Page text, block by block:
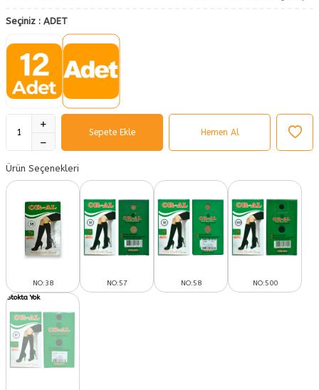
Seçiniz : ADET
Sepete Ekle Hemen Al
Ürün Seçenekleri
NO:38 NO:57 NO:58 NO:500